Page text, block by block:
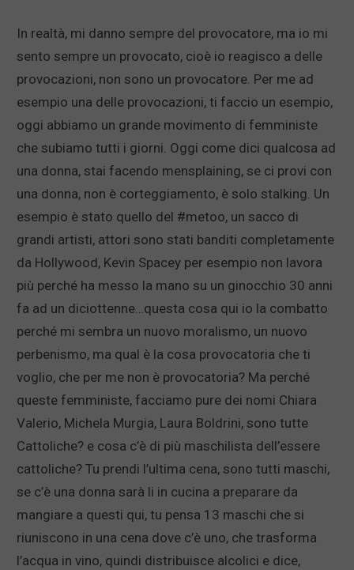
In realtà, mi danno sempre del provocatore, ma io mi
sento sempre un provocato, cioè io reagisco a delle
provocazioni, non sono un provocatore. Per me ad
esempio una delle provocazioni, ti faccio un esempio,
oggi abbiamo un grande movimento di femministe
che subiamo tutti i giorni. Oggi come dici qualcosa ad
una donna, stai facendo mensplaining, se ci provi con
una donna, non è corteggiamento, è solo stalking. Un
esempio è stato quello del #metoo, un sacco di
grandi artisti, attori sono stati banditi completamente
da Hollywood, Kevin Spacey per esempio non lavora
più perché ha messo la mano su un ginocchio 30 anni
fa ad un diciottenne…questa cosa qui io la combatto
perché mi sembra un nuovo moralismo, un nuovo
perbenismo, ma qual è la cosa provocatoria che ti
voglio, che per me non è provocatoria? Ma perché
queste femministe, facciamo pure dei nomi Chiara
Valerio, Michela Murgia, Laura Boldrini, sono tutte
Cattoliche? e cosa c’è di più maschilista dell’essere
cattoliche? Tu prendi l’ultima cena, sono tutti maschi,
se c’è una donna sarà li in cucina a preparare da
mangiare a questi qui, tu pensa 13 maschi che si
riuniscono in una cena dove c’è uno, che trasforma
l’acqua in vino, quindi distribuisce alcolici e dice,